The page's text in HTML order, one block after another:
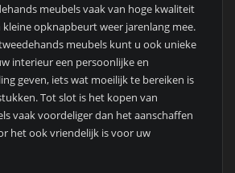
meubels vaak van hoge kwaliteit
kleine opknapbeurt weer jarenlang mee.
meubels kunt u ook unieke
interieur een persoonlijke en
geven, iets wat moeilijk te bereiken is
Tot slot is het kopen van
vaak voordeliger dan het aanschaffen
het ook vriendelijk is voor uw